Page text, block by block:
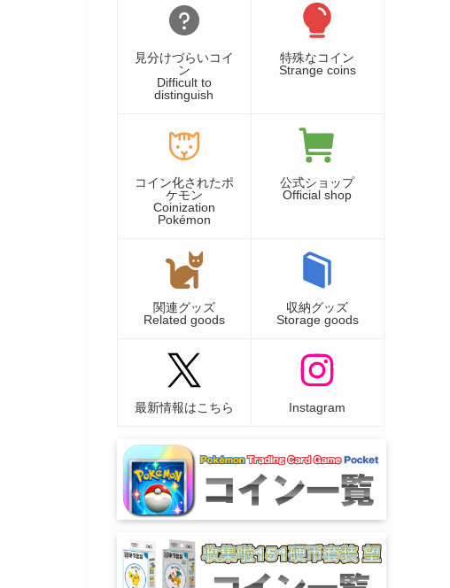
見分けづらいコイ
ン
Difficult to
distinguish
特殊なコイン
Strange coins
コイン化されたポ
ケモン
Coinization
Pokémon
公式ショップ
Official shop
関連グッズ
Related goods
収納グッズ
Storage goods
最新情報はこちら Instagram